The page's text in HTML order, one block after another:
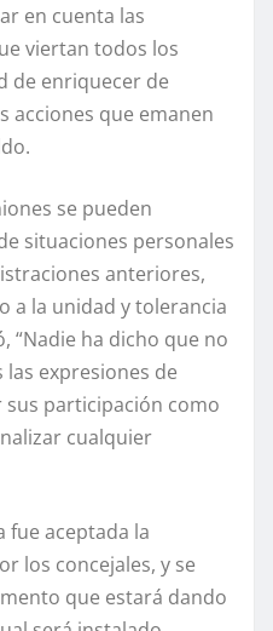
en cuenta las
viertan todos los
de enriquecer de
acciones que emanen
se pueden
situaciones personales
anteriores,
a la unidad y tolerancia
“Nadie ha dicho que no
las expresiones de
participación como
cualquier
fue aceptada la
los concejales, y se
que estará dando